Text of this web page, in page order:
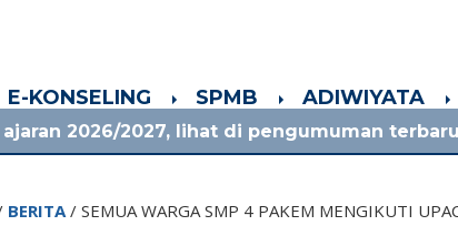
E-KONSELING SPMB ADIWIYATA
lihat di pengumuman terbaru! 1
BERITA/ SEMUA WARGA SMP 4 PAKEM MENGIKUTI